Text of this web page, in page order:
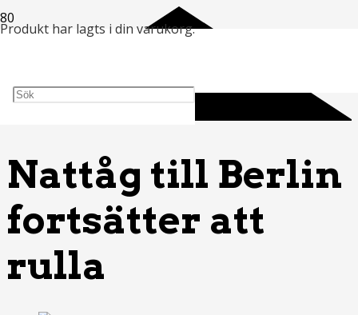
Produkt har lagts i din varukorg.
Nattåg till Berlin
fortsätter att
rulla